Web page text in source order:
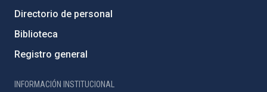
Directorio de personal
Biblioteca
Registro general
INFORMACIÓN INSTITUCIONAL